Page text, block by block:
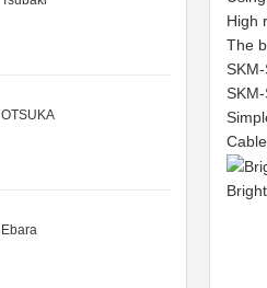
OTSUKA
Ebara
High
The